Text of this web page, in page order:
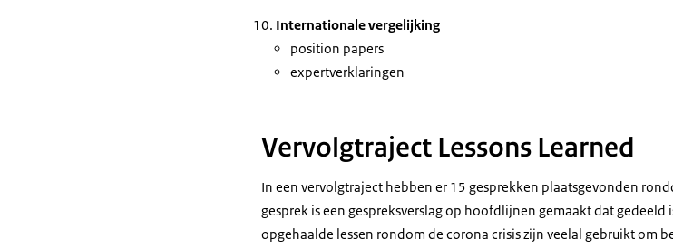
Internationale vergelijking
position papers
expertverklaringen
Vervolgtraject Lessons Learned
In een vervolgtraject hebben er 15 gesprekken plaatsgevonden
gesprek is een gespreksverslag op hoofdlijnen gemaakt dat gedeeld
opgehaalde lessen rondom de corona crisis zijn veelal gebruikt om